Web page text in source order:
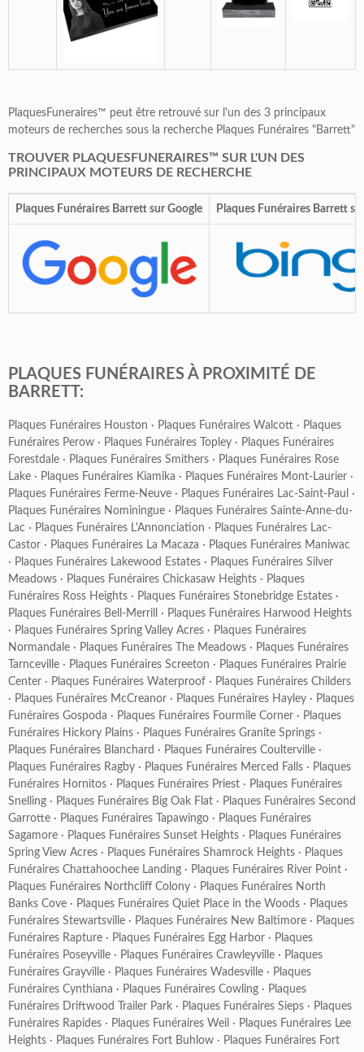
PlaquesFuneraires™ peut être retrouvé sur l'un des 3 principaux
moteurs de recherches sous la recherche Plaques Funéraires "Barrett"
TROUVER PLAQUESFUNERAIRES™ SUR L'UN DES
PRINCIPAUX MOTEURS DE RECHERCHE
Plaques Funéraires Barrett sur Google Plaques Funéraires Barrett
PLAQUES FUNÉRAIRES À PROXIMITÉ DE
BARRETT:
Plaques Funéraires Houston · Plaques Funéraires Walcott · Plaques
Funéraires Perow · Plaques Funéraires Topley · Plaques Funéraires
Forestdale · Plaques Funéraires Smithers · Plaques Funéraires Rose
Lake · Plaques Funéraires Kiamika · Plaques Funéraires Mont-Laurier ·
Plaques Funéraires Ferme-Neuve · Plaques Funéraires Lac-Saint-Paul
·
Plaques Funéraires Nominingue · Plaques Funéraires Sainte-Anne-du-
Lac · Plaques Funéraires L'Annonciation · Plaques Funéraires Lac-
Castor · Plaques Funéraires La Macaza · Plaques Funéraires Maniwac
· Plaques Funéraires Lakewood Estates · Plaques Funéraires Silver
Meadows · Plaques Funéraires Chickasaw Heights · Plaques
Funéraires Ross Heights · Plaques Funéraires Stonebridge Estates ·
Plaques Funéraires Bell-Merrill
· Plaques Funéraires Harwood Heights
· Plaques Funéraires Spring Valley Acres · Plaques Funéraires
Normandale · Plaques Funéraires The Meadows · Plaques Funéraires
Tarnceville · Plaques Funéraires Screeton · Plaques Funéraires Prairie
Center · Plaques Funéraires Waterproof · Plaques Funéraires Childers
· Plaques Funéraires McCreanor · Plaques Funéraires Hayley · Plaques
Funéraires Gospoda · Plaques Funéraires Fourmile Corner · Plaques
Funéraires Hickory Plains · Plaques Funéraires Granite Springs ·
Plaques Funéraires Blanchard · Plaques Funéraires Coulterville ·
Plaques Funéraires Ragby · Plaques Funéraires Merced Falls · Plaques
Funéraires Hornitos · Plaques Funéraires Priest · Plaques Funéraires
Snelling · Plaques Funéraires Big Oak Flat · Plaques Funéraires Second
Garrotte · Plaques Funéraires Tapawingo · Plaques Funéraires
Sagamore · Plaques Funéraires Sunset Heights · Plaques Funéraires
Spring View Acres · Plaques Funéraires Shamrock Heights · Plaques
Funéraires Chattahoochee Landing · Plaques Funéraires River Point ·
Plaques Funéraires Northcliff Colony · Plaques Funéraires North
Banks Cove · Plaques Funéraires Quiet Place in the Woods · Plaques
Funéraires Stewartsville · Plaques Funéraires New Baltimore · Plaques
Funéraires Rapture · Plaques Funéraires Egg Harbor · Plaques
Funéraires Poseyville · Plaques Funéraires Crawleyville · Plaques
Funéraires Grayville · Plaques Funéraires Wadesville · Plaques
Funéraires Cynthiana · Plaques Funéraires Cowling · Plaques
Funéraires Driftwood Trailer Park · Plaques Funéraires Sieps · Plaques
Funéraires Rapides · Plaques Funéraires Weil · Plaques Funéraires Lee
Heights · Plaques Funéraires Fort Buhlow · Plaques Funéraires Fort